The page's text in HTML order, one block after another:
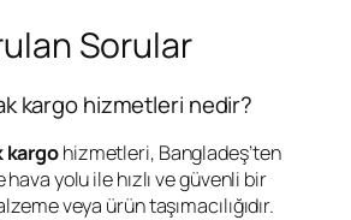
Sorular
kargo hizmetleri nedir?
kargohizmetleri, Bangladeş’ten
hava yolu ile hızlı ve güvenli bir
veya ürün taşımacılığıdır.